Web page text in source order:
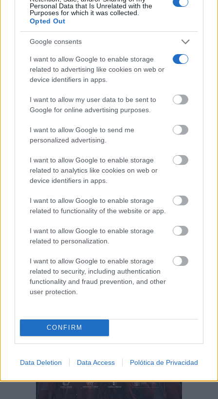
Personal Data that Is Unrelated with the
Purposes for which it was collected.
Opted Out
Google consents
I want to allow Google to enable storage
related to advertising like cookies on web or
device identifiers in apps.
I want to allow my user data to be sent to
Google for online advertising purposes.
I want to allow Google to send me
personalized advertising.
I want to allow Google to enable storage
related to analytics like cookies on web or
device identifiers in apps.
I want to allow Google to enable storage
related to functionality of the website or app.
I want to allow Google to enable storage
related to personalization.
I want to allow Google to enable storage
related to security, including authentication
functionality and fraud prevention, and other
user protection.
CONFIRM
Data Deletion Data Access Polótica de Privacidad
El proyecto ‘La Brújula’ ofrece apoyo
El Servicio de Emergencias 1-1-2 de
Castilla-La Mancha gestionó un total...
06/08/2026
Castilla-La Mancha promociona
el...
06/08/2026
El Gobierno de Castilla-La Mancha prepara
el Hospital de Valdepeñas para...
06/08/2026
Sabrido presenta la Unidad de Movilidad y
Seguridad Vial para la...